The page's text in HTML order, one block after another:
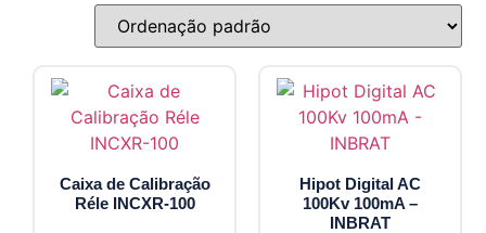
Caixa de Calibração
Réle INCXR-100
Hipot Digital AC
100Kv 100mA –
INBRAT